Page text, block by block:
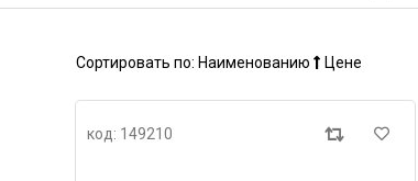
Сортировать по: Наименованию Цене
код: 149210